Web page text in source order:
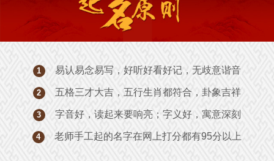
1 易认易念易写，好听好看好记，无歧意谐音
2 五格三才大吉，五行生肖都符合，卦象吉祥
3 字音好，读起来要响亮；字义好，寓意深刻
4 老师手工起的名字在网上打分都有95分以上